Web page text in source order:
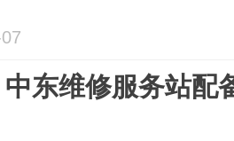
东维修服务站配